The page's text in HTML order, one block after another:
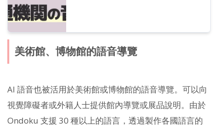
美術館、博物館的語音導覽
AI 語音也被活用於美術館或博物館的語音導覽。可以向
視覺障礙者或外籍人士提供館內導覽或展品說明。由於
Ondoku 支援 30 種以上的語言，透過製作各國語言的